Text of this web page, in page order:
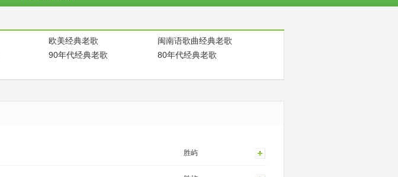
欧美经典老歌
闽南语歌曲经典老歌
90年代经典老歌
80年代经典老歌
胜屿